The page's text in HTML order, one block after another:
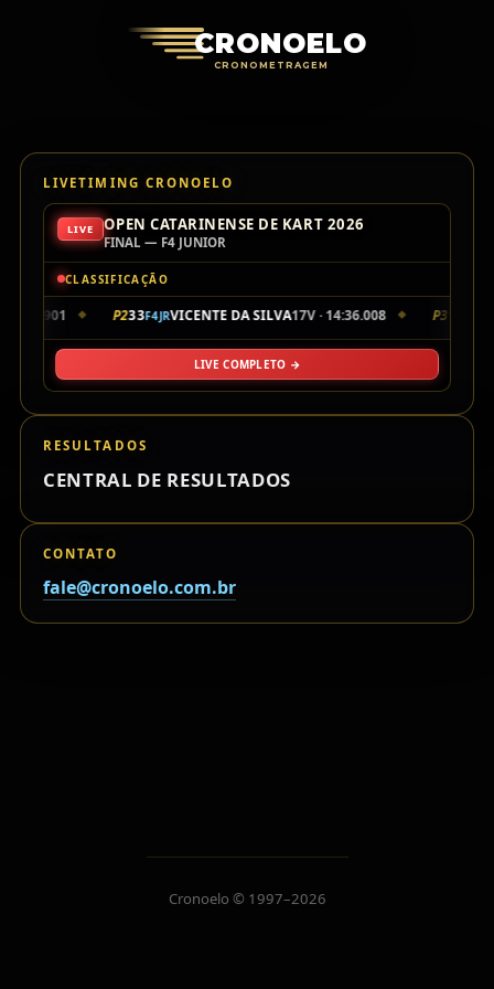
CRONOELO
CRONOMETRAGEM
LIVETIMING CRONOELO
LIVE OPEN CATARINENSE DE KART 2026
FINAL — F4 JUNIOR
CLASSIFICAÇÃO
◆ P233F4JRVICENTE DA SILVA17V · 14:36.008 ◆ P310
LIVE COMPLETO →
RESULTADOS
CENTRAL DE RESULTADOS
CONTATO
fale@cronoelo.com.br
Cronoelo © 1997–2026